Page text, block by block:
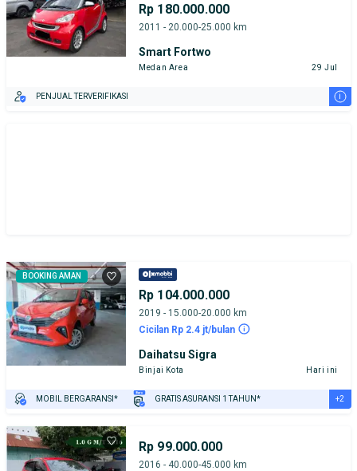
Rp 180.000.000
2011 - 20.000-25.000 km
Smart Fortwo
Medan Area 29 Jul
PENJUAL TERVERIFIKASI i
BOOKING AMAN
Rp 104.000.000
2019 - 15.000-20.000 km
Cicilan Rp 2.4 jt/bulan
Daihatsu Sigra
Binjai Kota Hari ini
MOBIL BERGARANSI* GRATIS ASURANSI 1 TAHUN* +2
Rp 99.000.000
2016 - 40.000-45.000 km